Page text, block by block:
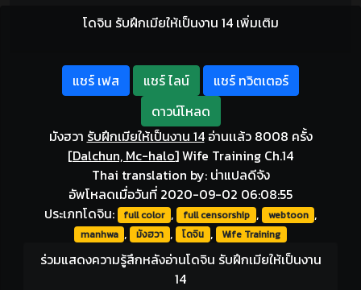
โดจิน รับฝึกเมียให้เป็นงาน 14 เพิ่มเติม
แชร์ เฟส แชร์ ไลน์
แชร์ ทวิตเตอร์
ดาวน์โหลด
มังฮวา รับฝึกเมียให้เป็นงาน 14อ่านเเล้ว 8008 ครั้ง
[Dalchun, Mc-halo]Wife Training Ch.14
Thai translation by: น่าแปลดีจัง
อัพโหลดเมื่อวันที่ 2020-09-02 06:08:55
ประเภทโดจิน:
full color , full censorship , webtoon ,
manhwa , มังฮวา , โดจิน , Wife Training
ร่วมแสดงความรู้สึกหลังอ่านโดจิน รับฝึกเมียให้เป็นงาน
14